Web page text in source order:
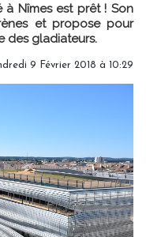
à Nîmes est prêt ! Son
et propose pour
des gladiateurs.
9 Février 2018 à 10:29